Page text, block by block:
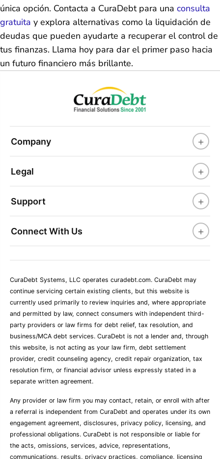
única opción. Contacta a CuraDebt para una consulta
gratuita y explora alternativas como la liquidación de
deudas que pueden ayudarte a recuperar el control de
tus finanzas. Llama hoy para dar el primer paso hacia
un futuro financiero más brillante.
Company +
Legal +
Support +
Connect With Us +
CuraDebt Systems, LLC operates curadebt.com. CuraDebt may
continue servicing certain existing clients, but this website is
currently used primarily to review inquiries and, where appropriate
and permitted by law, connect consumers with independent third-
party providers or law firms for debt relief, tax resolution, and
business/MCA debt services. CuraDebt is not a lender and, through
this website, is not acting as your law firm, debt settlement
provider, credit counseling agency, credit repair organization, tax
resolution firm, or financial advisor unless expressly stated in a
separate written agreement.
Any provider or law firm you may contact, retain, or enroll with after
a referral is independent from CuraDebt and operates under its own
engagement agreement, disclosures, privacy policy, licensing, and
professional obligations. CuraDebt is not responsible or liable for
the acts, omissions, services, advice, representations,
communications, results, privacy practices, compliance, licensing